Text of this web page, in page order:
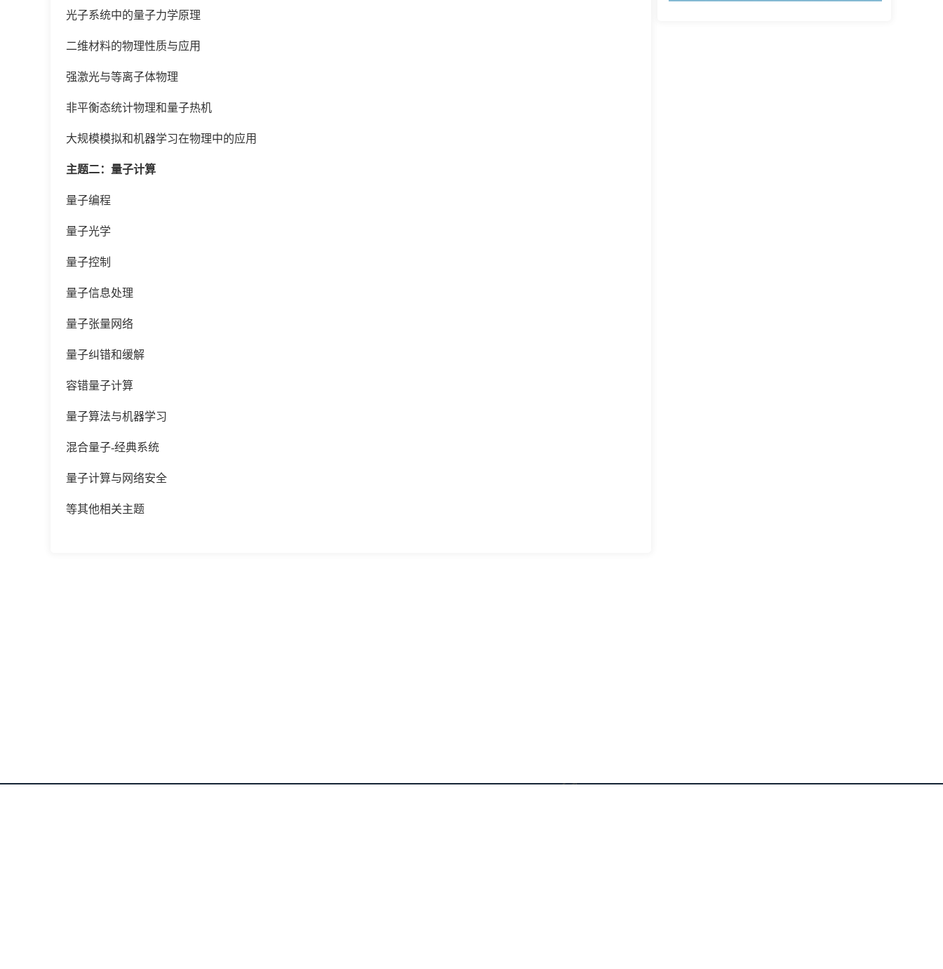
光子系统中的量子力学原理
二维材料的物理性质与应用
强激光与等离子体物理
非平衡态统计物理和量子热机
大规模模拟和机器学习在物理中的应用
主题二：量子计算
量子编程
量子光学
量子控制
量子信息处理
量子张量网络
量子纠错和缓解
容错量子计算
量子算法与机器学习
混合量子-经典系统
量子计算与网络安全
等其他相关主题